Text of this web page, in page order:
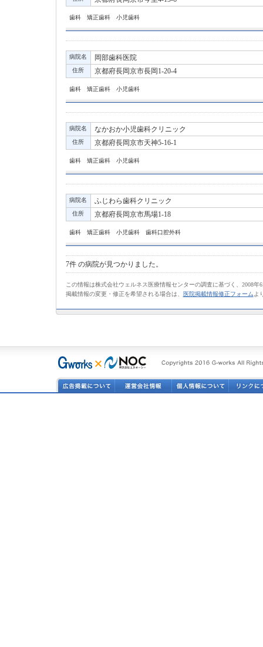
歯科 矯正歯科 小児歯科
病院名 岡部歯科医院
住所 京都府長岡京市長岡1-20-4
歯科 矯正歯科 小児歯科
病院名 なかおか小児歯科クリニック
住所 京都府長岡京市天神5-16-1
歯科 矯正歯科 小児歯科
病院名 ふじわら歯科クリニック
住所 京都府長岡京市馬場1-18
歯科 矯正歯科 小児歯科 歯科口腔外科
7件の病院が見つかりました。
この情報は株式会社ウェルネス医療情報センターの調査に基づく、2008年
掲載情報の変更・修正を希望される場合は、
医院掲載情報修正フォーム よ